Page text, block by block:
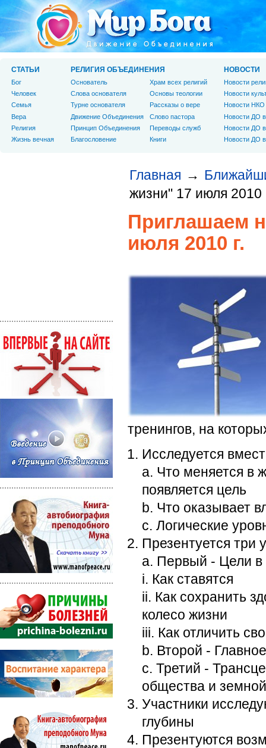
Главная →
жизни" 17 июля 2010
Приглашаем
июля 2010 г.
тренингов, на
Исследуется
a. Что меняется в
появляется цель
b. Что оказывает
c. Логические
Презентуется три
a. Первый - Цели в
i. Как ставятся
ii. Как сохранить
колесо жизни
iii. Как отличить
b. Второй -
c. Третий -
общества и
Участники
глубины
Презентуются
СТАТЬИ
Бог
Человек
Cемья
Вера
Религия
Жизнь вечная
РЕЛИГИЯ ОБЪЕДИНЕНИЯ
Основатель
Слова основателя
Турне основателя
Движение Объединения
Принцип Объединения
Благословение
Храм всех религий
Основы теологии
Рассказы о вере
Слово пастора
Переводы служб
Книги
НОВОСТИ
Новости
Новости
Новости НКО
Новости ДО
Новости ДО
Новости ДО